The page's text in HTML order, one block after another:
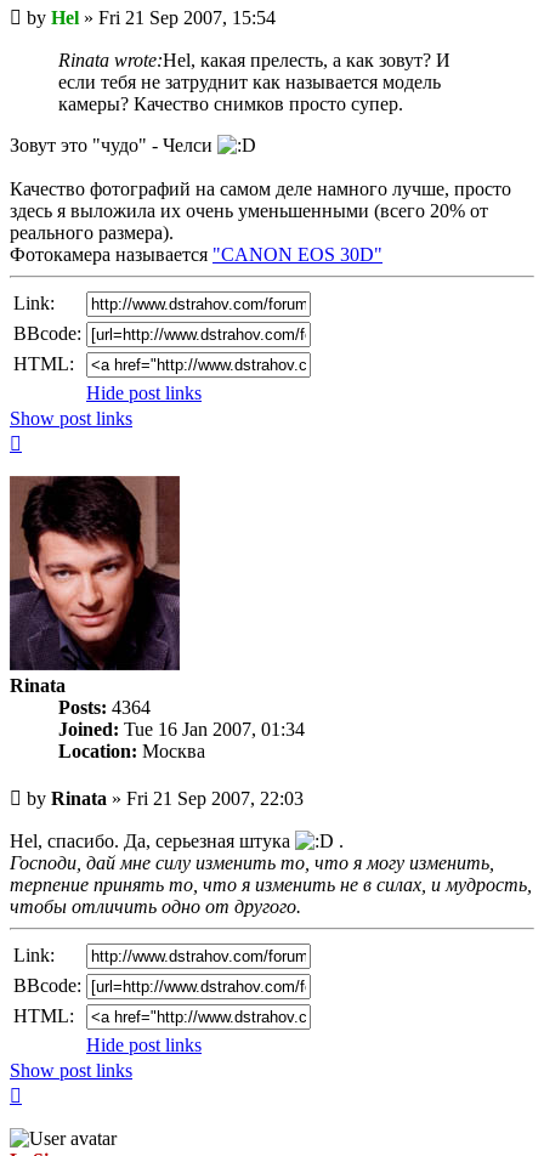
Unread
post
by Hel » Fri 21 Sep 2007, 15:54
Rinata wrote:Hel, какая прелесть, а как зовут? И
если тебя не затруднит как называется модель
камеры? Качество снимков просто супер.
Зовут это "чудо" - Челси
Качество фотографий на самом деле намного лучше, просто
здесь я выложила их очень уменьшенными (всего 20% от
реального размера).
Фотокамера называется "CANON EOS 30D"
Link:
BBcode:
HTML:
Hide post links
Show post links
Rinata
Posts: 4364
Joined: Tue 16 Jan 2007, 01:34
Location: Москва
Unread
post
by Rinata » Fri 21 Sep 2007, 22:03
Hel, спасибо. Да, серьезная штука
.
Господи, дай мне силу изменить то, что я могу изменить,
терпение принять то, что я изменить не в силах, и мудрость,
чтобы отличить одно от другого.
Link:
BBcode:
HTML:
Hide post links
Show post links